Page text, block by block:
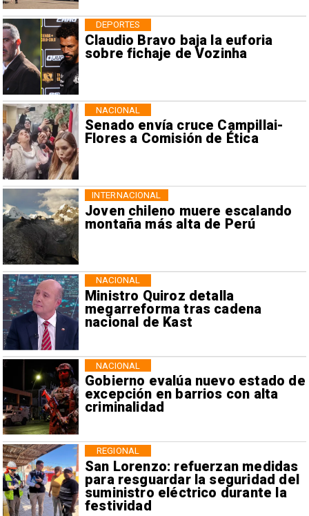
Claudio Bravo baja la euforia
sobre fichaje de Vozinha
DEPORTES
Senado envía cruce Campillai-
Flores a Comisión de Ética
NACIONAL
Joven chileno muere escalando
montaña más alta de Perú
INTERNACIONAL
Ministro Quiroz detalla
megarreforma tras cadena
nacional de Kast
NACIONAL
Gobierno evalúa nuevo estado de
excepción en barrios con alta
criminalidad
NACIONAL
San Lorenzo: refuerzan medidas
para resguardar la seguridad del
suministro eléctrico durante la
festividad
REGIONAL